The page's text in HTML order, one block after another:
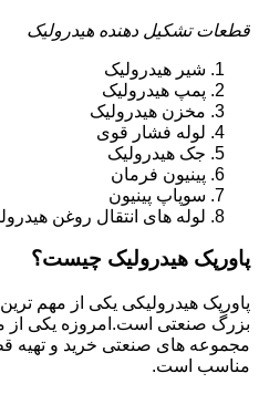
قطعات تشکیل دهنده هیدرولیک
شیر هیدرولیک
پمپ هیدرولیک
مخزن هیدرولیک
لوله فشار قوی
جک هیدرولیک
پینیون فرمان
سوپاپ پینیون
لوله های انتقال روغن
پاورپک هیدرولیک چیست؟
پاورپک هیدرولیکی یکی از مهم
بزرگ صنعتی است.امروزه یکی از
مجموعه های صنعتی خرید و تهیه
مناسب است.